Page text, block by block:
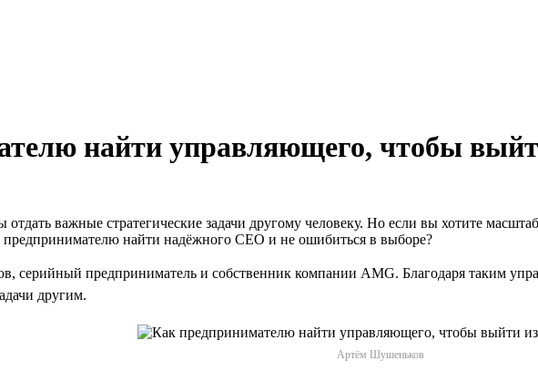
найти управляющего, чтобы
важные стратегические задачи другому человеку. Но если вы хотите
предпринимателю найти надёжного CEO и не ошибиться в выборе?
серийный предприниматель и собственник компании AMG. Благодаря таким
другим.
Артём Шушеньков